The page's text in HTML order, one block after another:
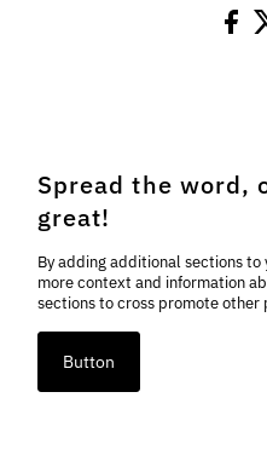
Spread the word,
great!
By adding additional sections
more context and information
sections to cross promote
Button